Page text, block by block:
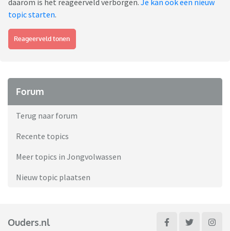
daarom is het reageerveld verborgen. Je kan ook een nieuw
topic starten.
Reageerveld tonen
Forum
Terug naar forum
Recente topics
Meer topics in Jongvolwassen
Nieuw topic plaatsen
Ouders.nl